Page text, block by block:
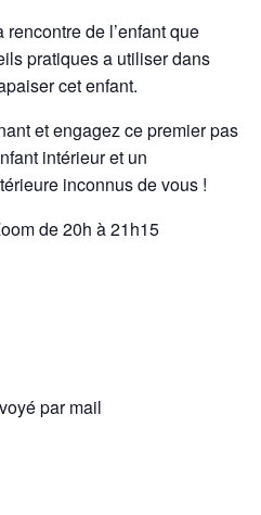
de l’enfant que
pratiques a utiliser dans
cet enfant.
et engagez ce premier pas
intérieur et un
inconnus de vous !
de 20h à 21h15
par mail